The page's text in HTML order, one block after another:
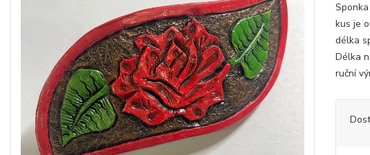
kus je
délka
Délka
ruční